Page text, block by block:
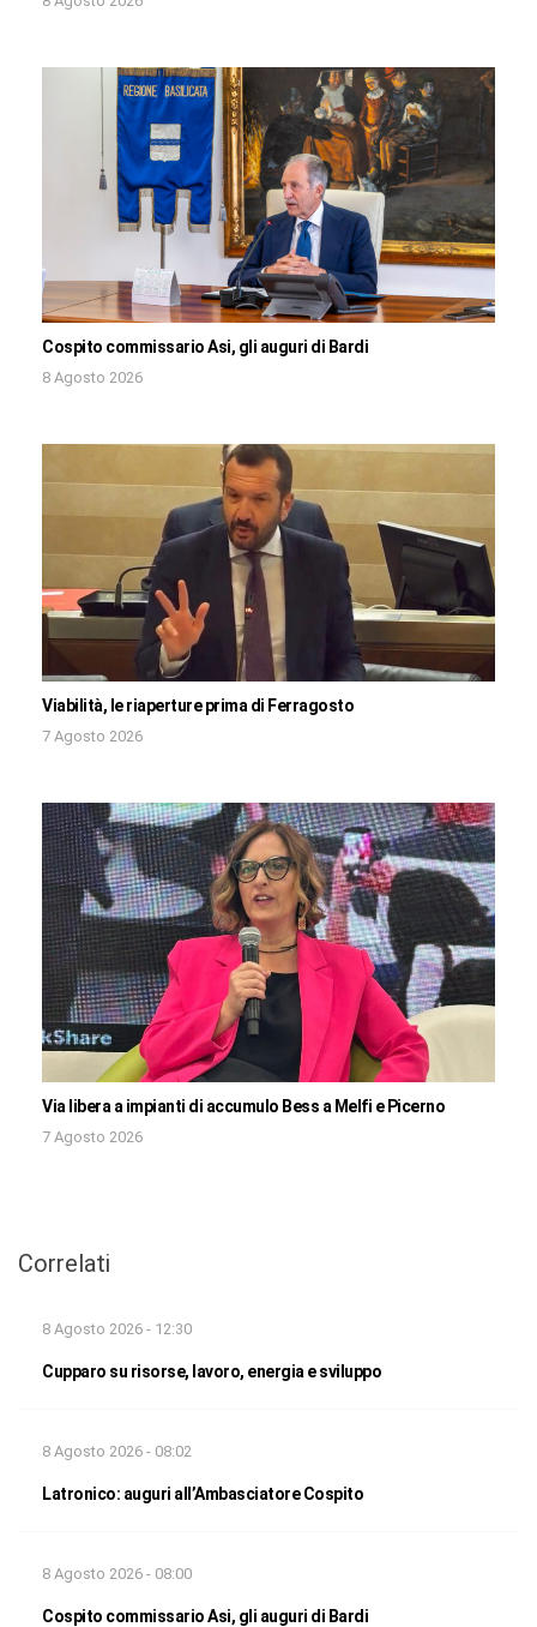
Cospito commissario Asi, gli auguri di Bardi
8 Agosto 2026
Viabilità, le riaperture prima di Ferragosto
7 Agosto 2026
Via libera a impianti di accumulo Bess a Melfi e Picerno
7 Agosto 2026
Correlati
8 Agosto 2026 - 12:30
Cupparo su risorse, lavoro, energia e sviluppo
8 Agosto 2026 - 08:02
Latronico: auguri all’Ambasciatore Cospito
8 Agosto 2026 - 08:00
Cospito commissario Asi, gli auguri di Bardi